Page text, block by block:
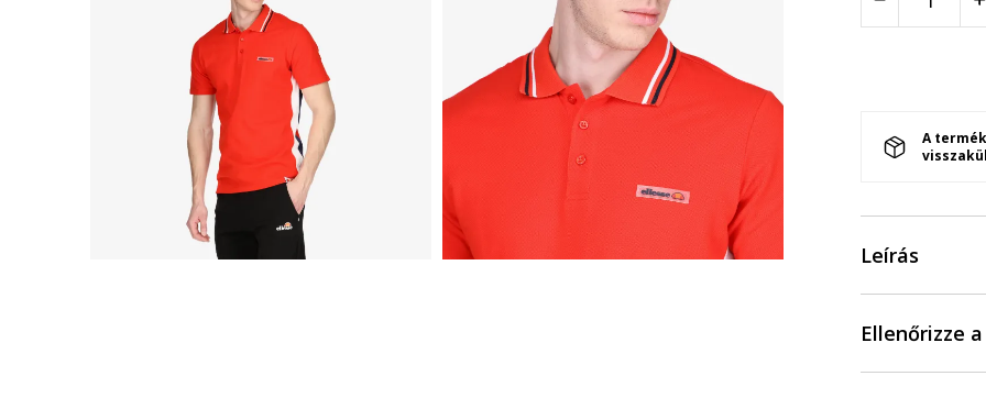
A
Leírás
Ellenőrizze